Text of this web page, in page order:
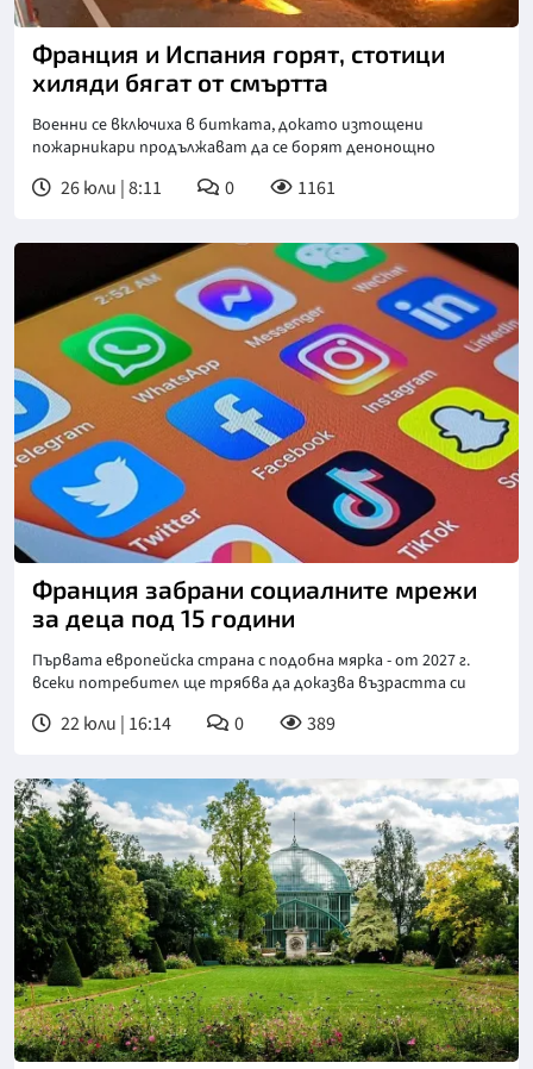
Снимка: Пренса
Франция и Испания горят, стотици
хиляди бягат от смъртта
Военни се включиха в битката, докато изтощени
пожарникари продължават да се борят денонощно
26 юли | 8:11 0 1161
Снимка: goggle
Франция забрани социалните мрежи
за деца под 15 години
Първата европейска страна с подобна мярка - от 2027 г.
всеки потребител ще трябва да доказва възрастта си
22 юли | 16:14 0 389